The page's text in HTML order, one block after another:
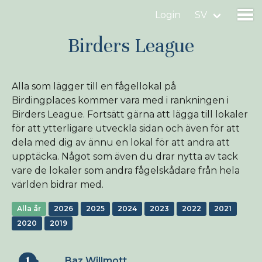
Login SV
Lägg till en fågellokal
Hitta en fågel
Nyheter
Birdingplaces In the spotlight
Birdingplaces Top 100
Mina favoriter
Birders League
Alla som lägger till en fågellokal på
Birdingplaces kommer vara med i rankningen i
Birders League. Fortsätt gärna att lägga till lokaler
för att ytterligare utveckla sidan och även för att
dela med dig av ännu en lokal för att andra att
upptäcka. Något som även du drar nytta av tack
vare de lokaler som andra fågelskådare från hela
världen bidrar med.
Alla år 2026 2025 2024 2023 2022
2021
2020
2019